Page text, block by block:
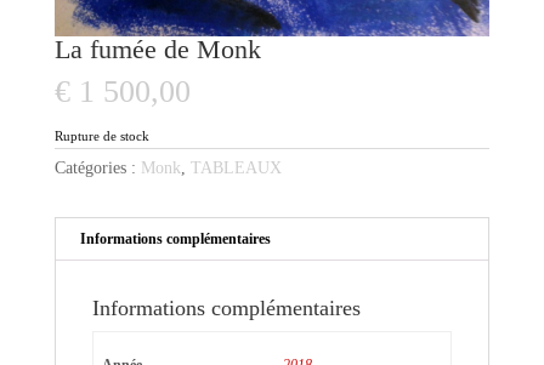
La fumée de Monk
€1 500,00
Rupture de stock
Catégories : Monk, TABLEAUX
Informations complémentaires
Informations complémentaires